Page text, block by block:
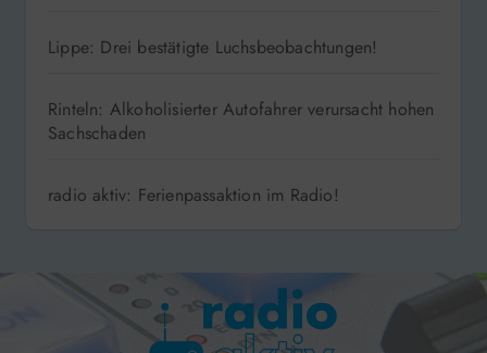
Lippe: Drei bestätigte Luchsbeobachtungen!
Rinteln: Alkoholisierter Autofahrer verursacht hohen
Sachschaden
radio aktiv: Ferienpassaktion im Radio!